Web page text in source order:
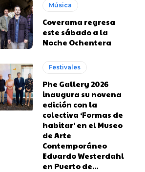
Música
Coverama regresa
este sábado a la
Noche Ochentera
Festivales
Phe Gallery 2026
inaugura su novena
edición con la
colectiva ‘Formas de
habitar’ en el Museo
de Arte
Contemporáneo
Eduardo Westerdahl
en Puerto de...